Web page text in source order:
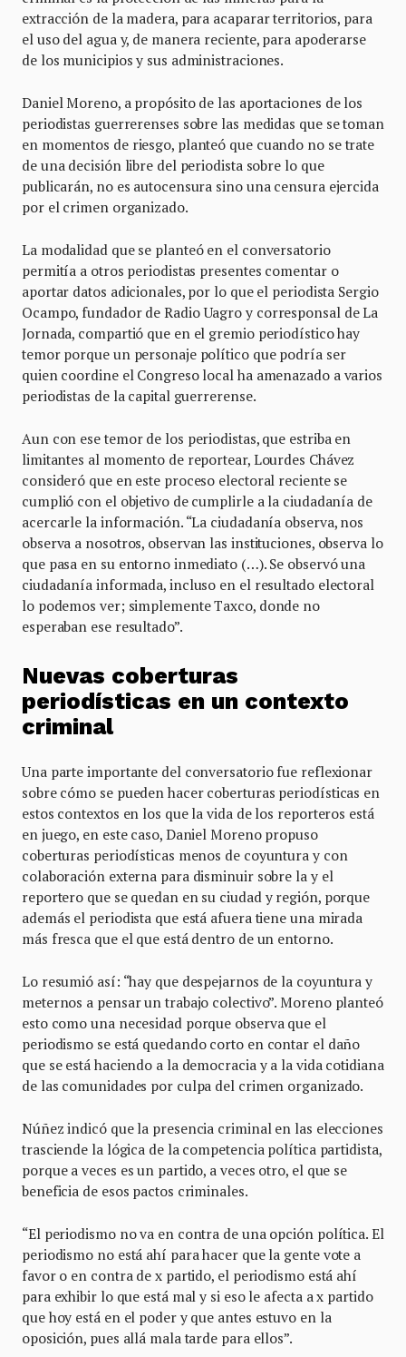
extracción de la madera, para acaparar territorios, para
el uso del agua y, de manera reciente, para apoderarse
de los municipios y sus administraciones.
Daniel Moreno, a propósito de las aportaciones de los
periodistas guerrerenses sobre las medidas que se toman
en momentos de riesgo, planteó que cuando no se trate
de una decisión libre del periodista sobre lo que
publicarán, no es autocensura sino una censura ejercida
por el crimen organizado.
La modalidad que se planteó en el conversatorio
permitía a otros periodistas presentes comentar o
aportar datos adicionales, por lo que el periodista Sergio
Ocampo, fundador de Radio Uagro y corresponsal de La
Jornada, compartió que en el gremio periodístico hay
temor porque un personaje político que podría ser
quien coordine el Congreso local ha amenazado a varios
periodistas de la capital guerrerense.
Aun con ese temor de los periodistas, que estriba en
limitantes al momento de reportear, Lourdes Chávez
consideró que en este proceso electoral reciente se
cumplió con el objetivo de cumplirle a la ciudadanía de
acercarle la información. “La ciudadanía observa, nos
observa a nosotros, observan las instituciones, observa lo
que pasa en su entorno inmediato (…). Se observó una
ciudadanía informada, incluso en el resultado electoral
lo podemos ver; simplemente Taxco, donde no
esperaban ese resultado”.
Nuevas coberturas
periodísticas en un contexto
criminal
Una parte importante del conversatorio fue reflexionar
sobre cómo se pueden hacer coberturas periodísticas en
estos contextos en los que la vida de los reporteros está
en juego, en este caso, Daniel Moreno propuso
coberturas periodísticas menos de coyuntura y con
colaboración externa para disminuir sobre la y el
reportero que se quedan en su ciudad y región, porque
además el periodista que está afuera tiene una mirada
más fresca que el que está dentro de un entorno.
Lo resumió así: “hay que despejarnos de la coyuntura y
meternos a pensar un trabajo colectivo”. Moreno planteó
esto como una necesidad porque observa que el
periodismo se está quedando corto en contar el daño
que se está haciendo a la democracia y a la vida cotidiana
de las comunidades por culpa del crimen organizado.
Núñez indicó que la presencia criminal en las elecciones
trasciende la lógica de la competencia política partidista,
porque a veces es un partido, a veces otro, el que se
beneficia de esos pactos criminales.
“El periodismo no va en contra de una opción política. El
periodismo no está ahí para hacer que la gente vote a
favor o en contra de x partido, el periodismo está ahí
para exhibir lo que está mal y si eso le afecta a x partido
que hoy está en el poder y que antes estuvo en la
oposición, pues allá mala tarde para ellos”.